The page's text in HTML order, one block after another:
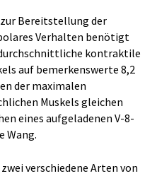
zur Bereitstellung der
Verhalten benötigt
kontraktile
auf bemerkenswerte 8,2
der maximalen
Muskels gleichen
eines aufgeladenen V-8-
Wang.
verschiedene Arten von